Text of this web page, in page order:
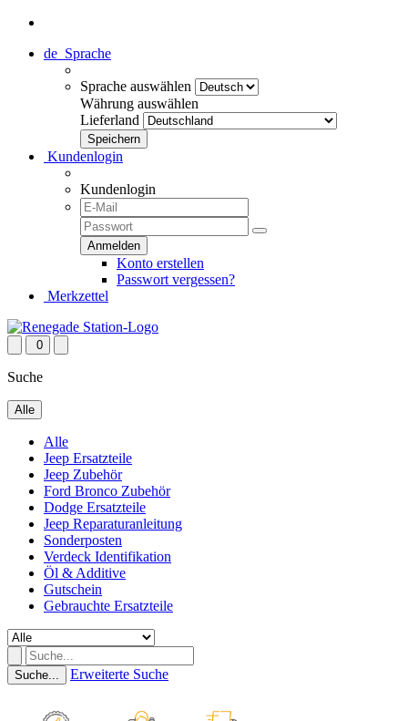
de Sprache
Sprache auswählen
Währung auswählen
Lieferland
Kundenlogin
Kundenlogin
Konto erstellen
Passwort vergessen?
Merkzettel
0
Suche
Alle
Alle
Jeep Ersatzteile
Jeep Zubehör
Ford Bronco Zubehör
Dodge Ersatzteile
Jeep Reparaturanleitung
Sonderposten
Verdeck Identifikation
Öl & Additive
Gutschein
Gebrauchte Ersatzteile
Suche... Erweiterte Suche